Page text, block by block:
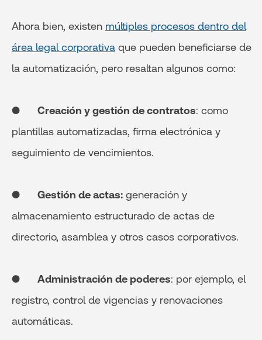
Ahora bien, existen múltiples procesos dentro del
área legal corporativa que pueden beneficiarse de
la automatización, pero resaltan algunos como:
● Creación y gestión de contratos: como
plantillas automatizadas, firma electrónica y
seguimiento de vencimientos.
● Gestión de actas: generación y
almacenamiento estructurado de actas de
directorio, asamblea y otros casos corporativos.
● Administración de poderes: por ejemplo, el
registro, control de vigencias y renovaciones
automáticas.